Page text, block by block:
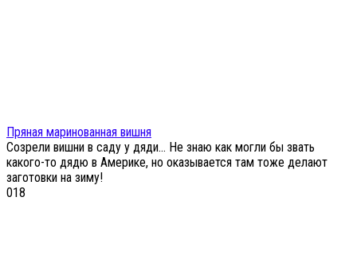
Пряная маринованная вишня
Созрели вишни в саду у дяди… Не знаю как могли бы звать
какого-то дядю в Америке, но оказывается там тоже делают
заготовки на зиму!
018